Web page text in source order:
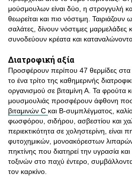
μούσμουλων είναι δύο, η στρογγυλή
θεωρείται και πιο νόστιμη.
σαλάτες, δίνουν νόστιμες μαρμελάδες
συνοδεύουν κρέατα και
Διατροφική αξία
Προσφέρουν περίπου 47 θερμίδες
το ένα τρίτο της καθημερινής
οργανισμού σε βιταμίνη Α. Τα φρούτα
μουσμουλιάς προσφέρουν άφθονη
βιταμινών C και Β-συμπλέγματος,
φωσφόρου, σιδήρου, ασβεστίου και
περιεκτικότητα σε χοληστερίνη, είναι
φυτοχημικών, μονοακόρεστων
πηκτίνης που διατηρεί την υγρασία και
τοξινών στο παχύ έντερο,
τον καρκίνο.